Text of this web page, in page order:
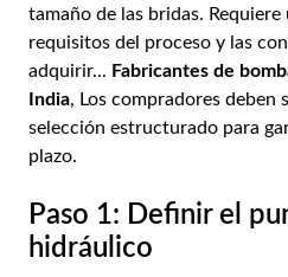
tamaño de las bridas.
requisitos del proceso y las
adquirir... Fabricantes de
India, Los compradores deben
selección estructurado para
plazo.
Paso 1: Definir el
hidráulico